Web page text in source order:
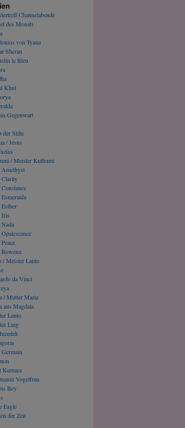
Channelabende
des Monats
von Tyana
Sheran
le Bleu
Khul
Gegenwart
der Stille
/ Jesus
/ Meister Kuthumi
Amethyst
Clarity
Iris
/ Meister Lanto
da Vinci
/ Mutter Maria
aus Magdala
Lanto
Ling
Germain
Kumara
Vogelfrau
Bey
Eagle
der Zeit